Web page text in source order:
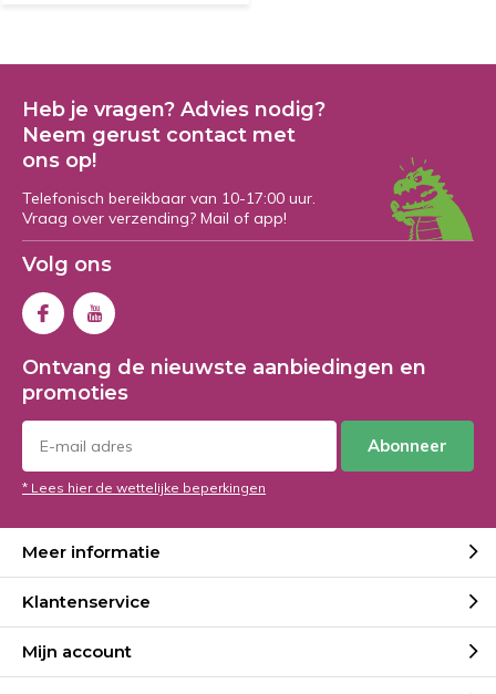
Heb je vragen? Advies nodig?
Neem gerust contact met
ons op!
Telefonisch bereikbaar van 10-17:00 uur.
Vraag over verzending? Mail of app!
Volg ons
Ontvang de nieuwste aanbiedingen en
promoties
Abonneer
* Lees hier de wettelijke beperkingen
Meer informatie
Klantenservice
Mijn account